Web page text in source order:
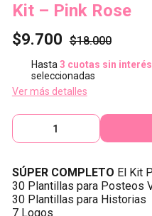
Kit – Pink Rose
$9.700 $18.000
Hasta3 cuotas sin interés
seleccionadas
Ver más detalles
SÚPER COMPLETO El Kit
30 Plantillas para Posteos
30 Plantillas para Historias
7 Logos